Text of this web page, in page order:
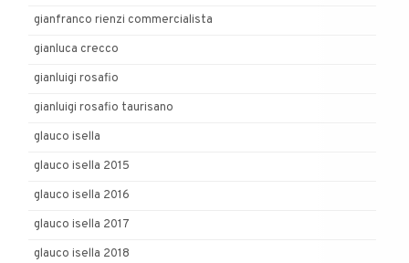
gianfranco rienzi commercialista
gianluca crecco
gianluigi rosafio
gianluigi rosafio taurisano
glauco isella
glauco isella 2015
glauco isella 2016
glauco isella 2017
glauco isella 2018